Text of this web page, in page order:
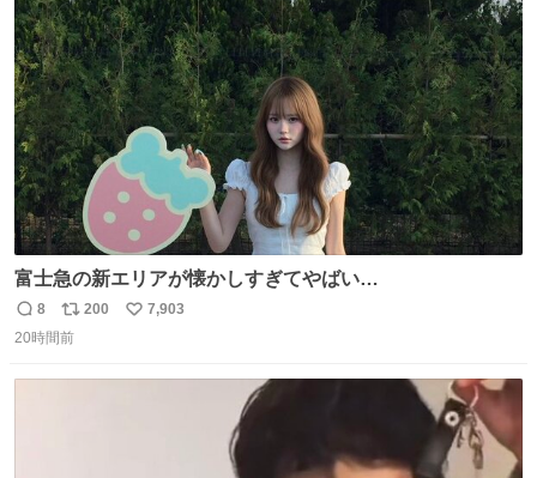
どなく、お別れです←🆕 … 60位 キングダム 魂の決戦←🆕
ト
数
数
富士急の新エリアが懐かしすぎてやばい…
返
信
8
リ
ポ
200
い
7,903
20時間前